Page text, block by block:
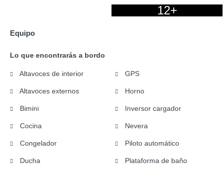
12+
Equipo
Lo que encontrarás a bordo
Altavoces de interior
Altavoces externos
Bimini
Cocina
Congelador
Ducha
GPS
Horno
Inversor cargador
Nevera
Piloto automático
Plataforma de baño